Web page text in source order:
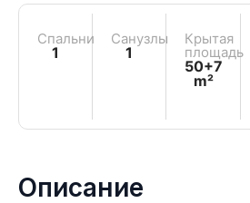
Спальни
1
Санузлы
1
Крытая
площадь
50+7
m²
Описание